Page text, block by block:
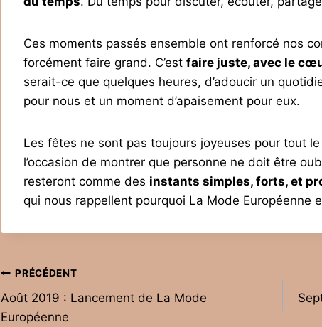
Ces moments passés ensemble ont renforcé nos
forcément faire grand. C’est faire juste, avec le
serait-ce que quelques heures, d’adoucir un
pour nous et un moment d’apaisement pour eux.
Les fêtes ne sont pas toujours joyeuses pour tout
l’occasion de montrer que personne ne doit être
resteront comme des instants simples, forts, et
qui nous rappellent pourquoi La Mode Européenne
Navigation
de
PRÉCÉDENT
Août 2019 : Lancement de La Mode
Européenne